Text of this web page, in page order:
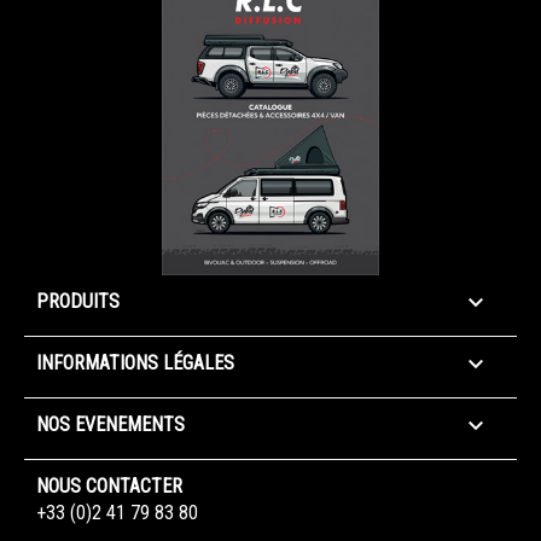
PRODUITS 
INFORMATIONS LÉGALES 
NOS EVENEMENTS 
NOUS CONTACTER
+33 (0)2 41 79 83 80